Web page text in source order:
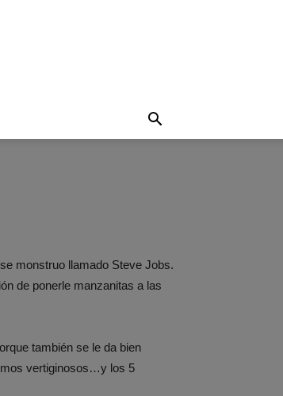
monstruo llamado Steve Jobs.
de ponerle manzanitas a las
también se le da bien
vertiginosos…y los 5